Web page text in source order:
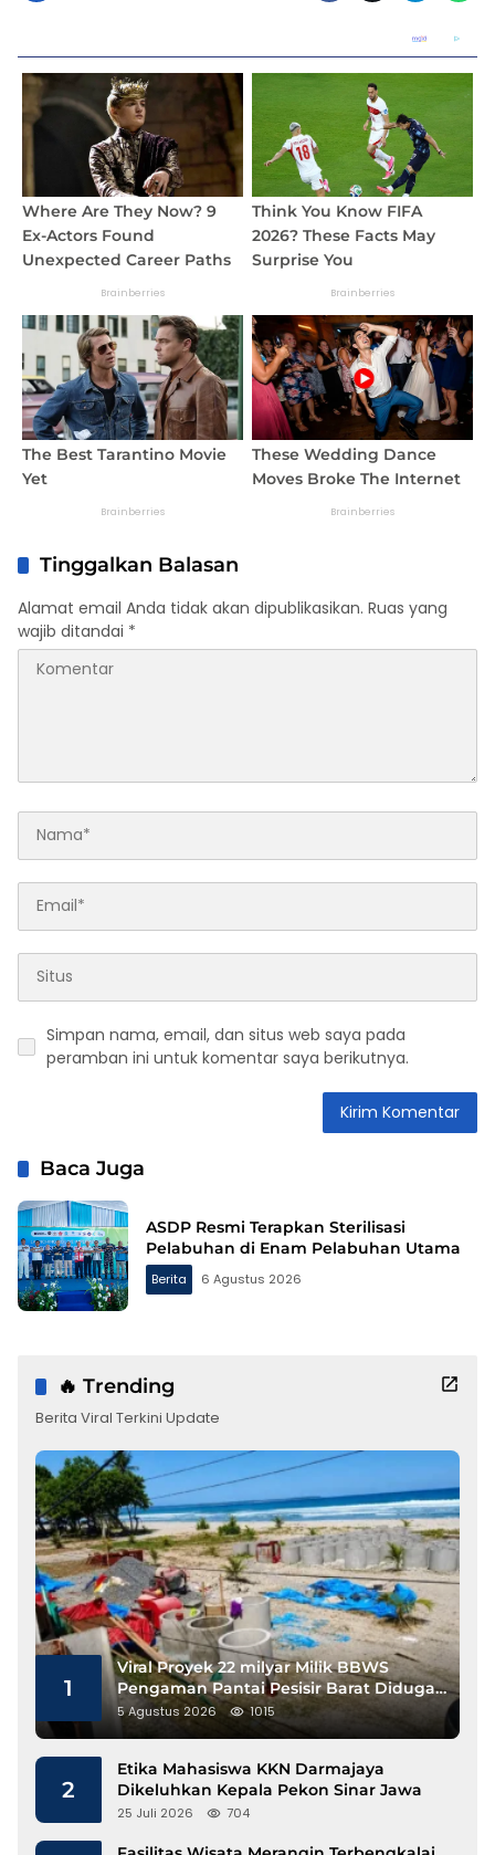
Tinggalkan Balasan
Alamat email Anda tidak akan dipublikasikan. Ruas yang
wajib ditandai *
Simpan nama, email, dan situs web saya pada
peramban ini untuk komentar saya berikutnya.
Baca Juga
ASDP Resmi Terapkan Sterilisasi
Pelabuhan di Enam Pelabuhan Utama
Berita 6 Agustus 2026
🔥 Trending
Berita Viral Terkini Update
1
Viral Proyek 22 milyar Milik BBWS
Pengaman Pantai Pesisir Barat Diduga
Gunakan Besi Banci
5 Agustus 2026 1015
2
Etika Mahasiswa KKN Darmajaya
Dikeluhkan Kepala Pekon Sinar Jawa
25 Juli 2026 704